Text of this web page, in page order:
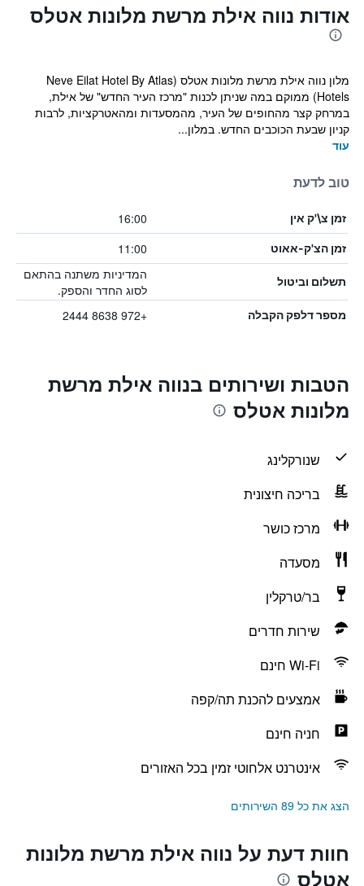
אודות נווה אילת מרשת מלונות אטלס
מלון נווה אילת מרשת מלונות אטלס (Neve Eilat Hotel By Atlas
Hotels) ממוקם במה שניתן לכנות "מרכז העיר החדש" של אילת,
במרחק קצר מהחופים של העיר, מהמסעדות ומהאטרקציות, לרבות
קניון שבעת הכוכבים החדש. במלון...
עוד
טוב לדעת
זמן צ\'ק אין 16:00
זמן הצ'ק-אאוט 11:00
תשלום וביטול
המדיניות משתנה בהתאם
לסוג החדר והספק.
מספר דלפק הקבלה +972 8638 2444
הטבות ושירותים בנווה אילת מרשת
מלונות אטלס
שנורקלינג
בריכה חיצונית
מרכז כושר
מסעדה
בר/טרקלין
שירות חדרים
Wi-Fi חינם
אמצעים להכנת תה/קפה
חניה חינם
אינטרנט אלחוטי זמין בכל האזורים
הצג את כל 89 השירותים
חוות דעת על נווה אילת מרשת מלונות
אטלס